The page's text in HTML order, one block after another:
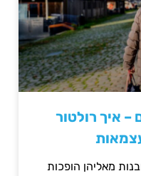
– איך רולטור
מאליהן הופכות